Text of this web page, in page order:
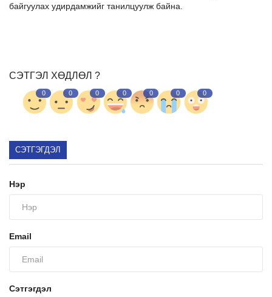
байгуулах удирдамжийг танилцуулж байна.
СЭТГЭЛ ХӨДЛӨЛ ?
0 0 0 0 0 0 0
СЭТГЭГДЭЛ
Нэр
Email
Сэтгэгдэл